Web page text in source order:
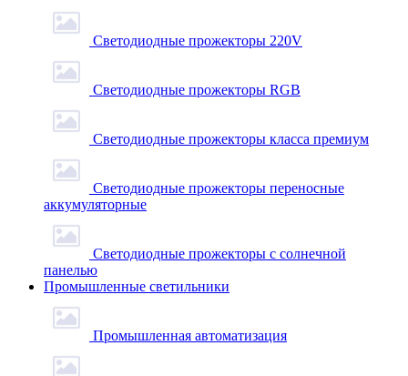
Светодиодные прожекторы 220V
Светодиодные прожекторы RGB
Светодиодные прожекторы класса премиум
Светодиодные прожекторы переносные
аккумуляторные
Светодиодные прожекторы с солнечной
панелью
Промышленные светильники
Промышленная автоматизация